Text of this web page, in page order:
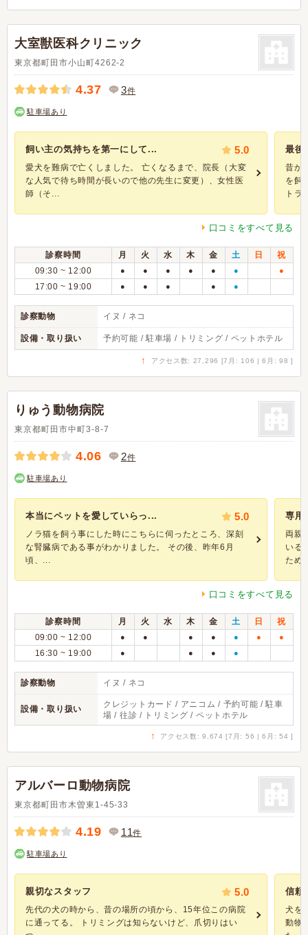
大室獣医科クリニック
東京都町田市小山町4262-2
4.37 3件
駐車場あり
飼い主の気持ちを第一にして... 5.0
愛犬を難病で亡くしました。 亡くなるまで、院長（大変
な人気で待ち時間が長いので他の先生に変更）、女性医
師（そ...
最後
昔か
を飼
トラ
口コミをすべて見る
診察時間 月 火 水 木 金 土 日
祝
09:30 ~ 12:00
● ● ● ● ● ● ●
17:00 ~ 19:00 ● ● ● ● ●
診察動物 イヌ / ネコ
設備・取り扱い 予約可能 / 駐車場 / トリミング / ペットホテル
↑ アクセス数: 27,296 [7月: 106 | 6月: 98 ]
りゅう動物病院
東京都町田市中町3-8-7
4.06 2件
駐車場あり
本当にペットを愛していらっ... 5.0
ノラ猫を飼う事にした時にこちらに伺ったところ、深刻
な腎臓病である事がわかりました。 その後、昨年6月
頃、...
専用
両親
いる
ため
口コミをすべて見る
診察時間 月 火 水 木 金 土 日
祝
09:00 ~ 12:00
● ● ● ● ● ● ●
16:30 ~ 19:00 ● ● ● ●
診察動物 イヌ / ネコ
設備・取り扱い
クレジットカード / アニコム / 予約可能 / 駐車
場 / 往診 / トリミング / ペットホテル
↑ アクセス数: 9,674 [7月: 56 | 6月: 54 ]
アルバーロ動物病院
東京都町田市木曽東1-45-33
4.19 11件
駐車場あり
親切なスタッフ 5.0
先代の犬の時から、昔の場所の頃から、15年位この病院
に通ってる。 トリミングは知らないけど、爪切りはい
信頼
犬を
動物